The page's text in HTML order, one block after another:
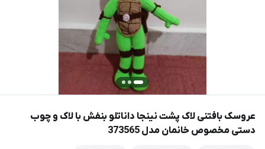
عروسک بافتنی لاک پشت نینجا داناتلو بنفش با لاک و چوب
دستی مخصوص خانمان مدل 373565